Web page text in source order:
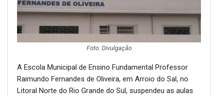
Foto: Divulgação
A Escola Municipal de Ensino Fundamental Professor
Raimundo Fernandes de Oliveira, em Arroio do Sal, no
Litoral Norte do Rio Grande do Sul, suspendeu as aulas